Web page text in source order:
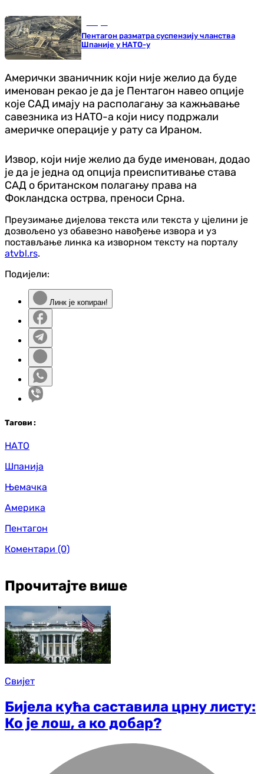
Пентагон разматра суспензију чланства
Шпаније у НАТО-у
Амерички званичник који није желио да буде
именован рекао је да је Пентагон навео опције
које САД имају на располагању за кажњавање
савезника из НАТО-а који нису подржали
америчке операције у рату са Ираном.
Извор, који није желио да буде именован, додао
је да је једна од опција преиспитивање става
САД о британском полагању права на
Фокландска острва, преноси Срна.
Преузимање дијелова текста или текста у цјелини је
дозвољено уз обавезно навођење извора и уз
постављање линка ка изворном тексту на порталу
atvbl.rs.
Подијели:
Линк је копиран!
Тагови :
НАТО
Шпанија
Њемачка
Америка
Пентагон
Коментари (0)
Прочитајте више
Свијет
Бијела кућа саставила црну листу:
Ко је лош, а ко добар?